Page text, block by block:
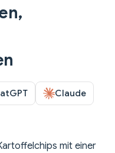
Claude
mit einer